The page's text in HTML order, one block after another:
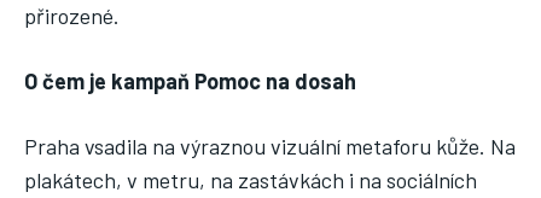
přirozené.
O čem je kampaň Pomoc na dosah
Praha vsadila na výraznou vizuální metaforu kůže. Na
plakátech, v metru, na zastávkách i na sociálních